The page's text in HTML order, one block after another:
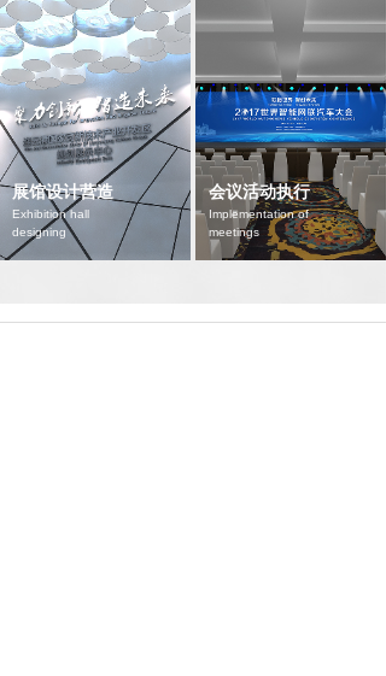
展馆设计营造
Exhibition hall
designing
会议活动执行
Implementation of
meetings